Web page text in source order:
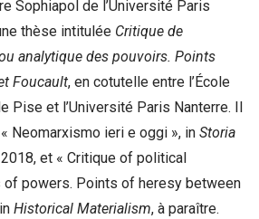
Sophiapol de l’Université Paris
thèse intitulée Critique de
analytique des pouvoirs. Points
Foucault, en cotutelle entre l’École
Pise et l’Université Paris Nanterre. Il
Neomarxismo ieri e oggi », in Storia
et « Critique of political
of powers. Points of heresy between
Historical Materialism, à paraître.